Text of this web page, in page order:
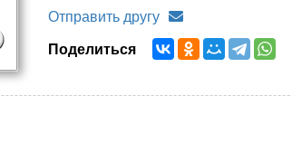
Отправить другу
Поделиться